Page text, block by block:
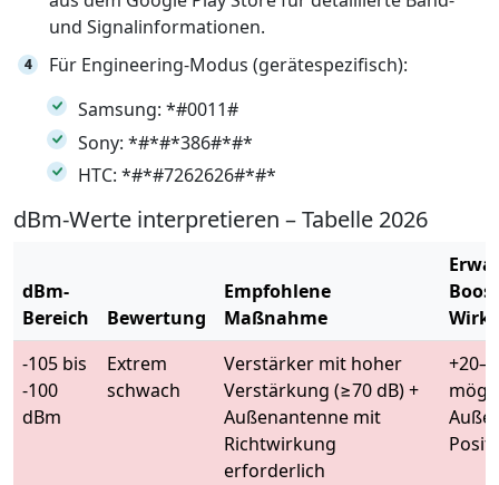
und Signalinformationen.
Für Engineering-Modus (gerätespezifisch):
Samsung: *#0011#
Sony: *#*#*386#*#*
HTC: *#*#7262626#*#*
dBm-Werte interpretieren – Tabelle 2026
dBm-
Bereich
Bewertung
Empfohlene
Maßnahme
-105 bis
-100
dBm
Extrem
schwach
Verstärker mit hoher
Verstärkung (≥70 dB) +
Außenantenne mit
Richtwirkung
erforderlich